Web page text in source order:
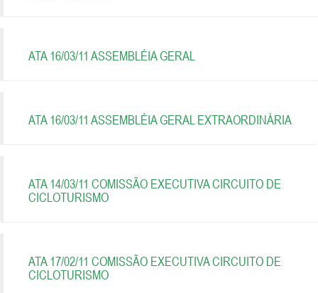
ATA 16/03/11 ASSEMBLÉIA GERAL
ATA 16/03/11 ASSEMBLÉIA GERAL EXTRAORDINÁRIA
ATA 14/03/11 COMISSÃO EXECUTIVA CIRCUITO DE
CICLOTURISMO
ATA 17/02/11 COMISSÃO EXECUTIVA CIRCUITO DE
CICLOTURISMO